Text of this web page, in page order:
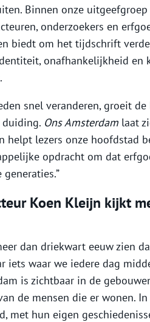
Binnen onze
onderzoekers en
biedt om het tijdschrift
onafhankelijkheid en
snel veranderen, groeit de
Ons Amsterdam laat
helpt lezers onze hoofdstad
opdracht om dat
Koen Kleijn kijkt
dan driekwart eeuw zien
iets waar we iedere dag
is zichtbaar in de
de mensen die er wonen. In
met hun eigen